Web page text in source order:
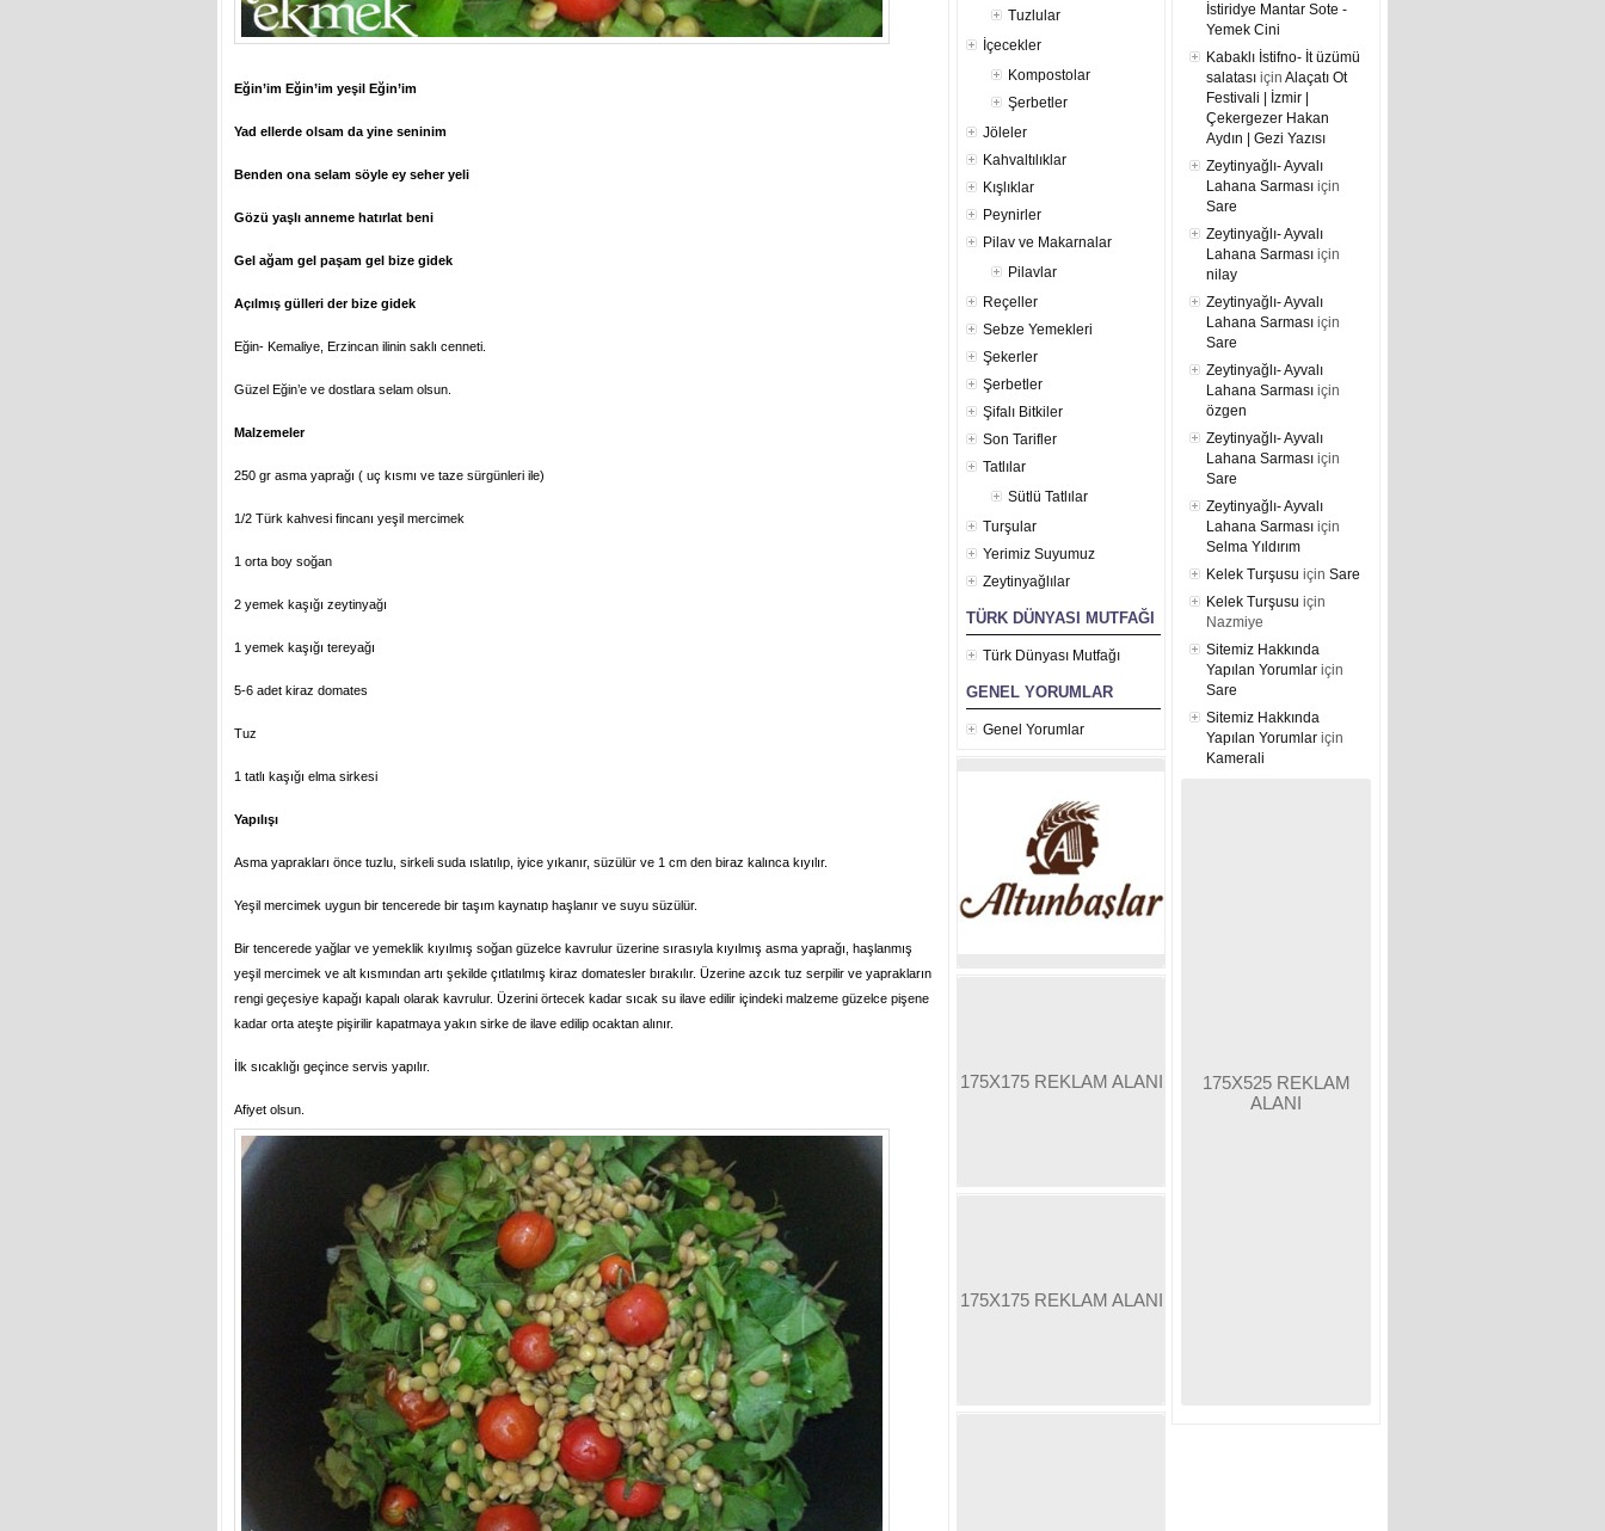
Eğin’im Eğin’im yeşil Eğin’im
Yad ellerde olsam da yine seninim
Benden ona selam söyle ey seher yeli
Gözü yaşlı anneme hatırlat beni
Gel ağam gel paşam gel bize gidek
Açılmış gülleri der bize gidek
Eğin- Kemaliye, Erzincan ilinin saklı cenneti.
Güzel Eğin’e ve dostlara selam olsun.
Malzemeler
250 gr asma yaprağı ( uç kısmı ve taze sürgünleri ile)
1/2 Türk kahvesi fincanı yeşil mercimek
1 orta boy soğan
2 yemek kaşığı zeytinyağı
1 yemek kaşığı tereyağı
5-6 adet kiraz domates
Tuz
1 tatlı kaşığı elma sirkesi
Yapılışı
Asma yaprakları önce tuzlu, sirkeli suda ıslatılıp, iyice yıkanır, süzülür ve 1 cm den biraz kalınca kıyılır.
Yeşil mercimek uygun bir tencerede bir taşım kaynatıp haşlanır ve suyu süzülür.
Bir tencerede yağlar ve yemeklik kıyılmış soğan güzelce kavrulur üzerine sırasıyla kıyılmış asma yaprağı, haşlanmış
yeşil mercimek ve alt kısmından artı şekilde çıtlatılmış kiraz domatesler bırakılır. Üzerine azcık tuz serpilir ve yaprakların
rengi geçesiye kapağı kapalı olarak kavrulur. Üzerini örtecek kadar sıcak su ilave edilir içindeki malzeme güzelce pişene
kadar orta ateşte pişirilir kapatmaya yakın sirke de ilave edilip ocaktan alınır.
İlk sıcaklığı geçince servis yapılır.
Afiyet olsun.
Tuzlular
İçecekler
Kompostolar
Şerbetler
Jöleler
Kahvaltılıklar
Kışlıklar
Peynirler
Pilav ve Makarnalar
Pilavlar
Reçeller
Sebze Yemekleri
Şekerler
Şerbetler
Şifalı Bitkiler
Son Tarifler
Tatlılar
Sütlü Tatlılar
Turşular
Yerimiz Suyumuz
Zeytinyağlılar
TÜRK DÜNYASI MUTFAĞI
Türk Dünyası Mutfağı
GENEL YORUMLAR
Genel Yorumlar
175X175 REKLAM ALANI
175X175 REKLAM ALANI
İstiridye Mantar Sote -
Yemek Cini
Kabaklı İstifno- İt üzümü
salatası için Alaçatı Ot
Festivali | İzmir |
Çekergezer Hakan
Aydın | Gezi Yazısı
Zeytinyağlı- Ayvalı
Lahana Sarması için
Sare
Zeytinyağlı- Ayvalı
Lahana Sarması için
nilay
Zeytinyağlı- Ayvalı
Lahana Sarması için
Sare
Zeytinyağlı- Ayvalı
Lahana Sarması için
özgen
Zeytinyağlı- Ayvalı
Lahana Sarması için
Sare
Zeytinyağlı- Ayvalı
Lahana Sarması için
Selma Yıldırım
Kelek Turşusu için Sare
Kelek Turşusu için
Nazmiye
Sitemiz Hakkında
Yapılan Yorumlar için
Sare
Sitemiz Hakkında
Yapılan Yorumlar için
Kamerali
175X525 REKLAM
ALANI